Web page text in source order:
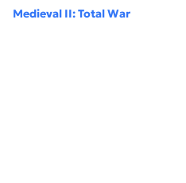
Medieval II: Total War